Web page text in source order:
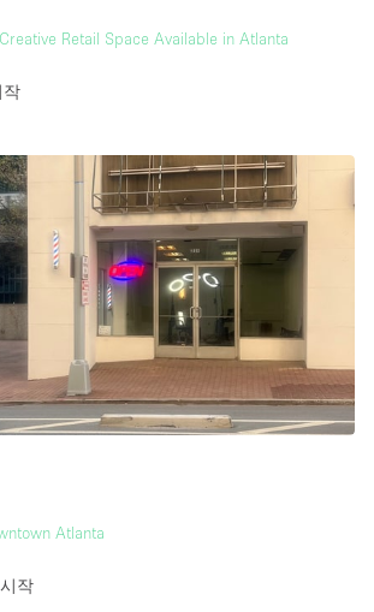
Retail Space Available in Atlanta
작
Atlanta
작